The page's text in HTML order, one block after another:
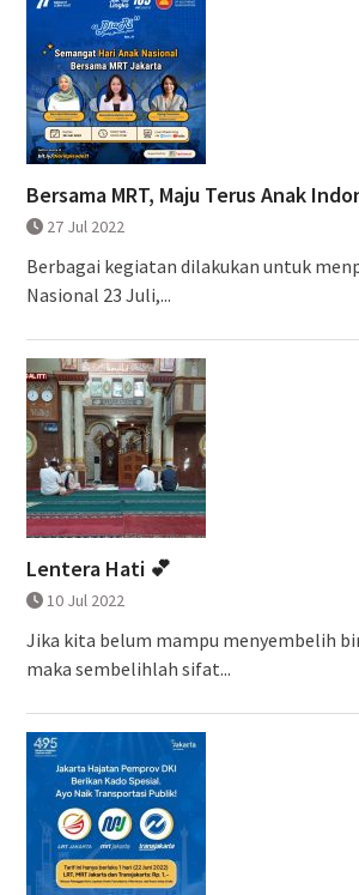
Bersama MRT, Maju Terus Anak
27 Jul 2022
Berbagai kegiatan dilakukan untuk
Nasional 23 Juli,...
Lentera Hati 💕
10 Jul 2022
Jika kita belum mampu menyembelih
maka sembelihlah sifat...